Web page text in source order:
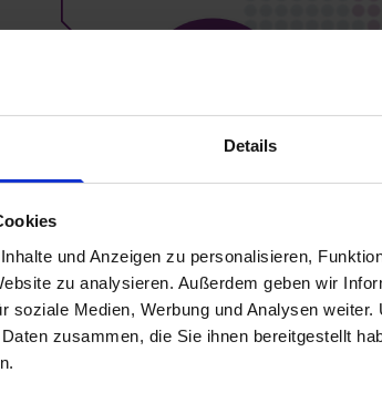
Details
und Anzeigen zu personalisieren,
zu analysieren. Außerdem geben wir
soziale Medien, Werbung und Analysen
zusammen, die Sie ihnen bereitgestellt